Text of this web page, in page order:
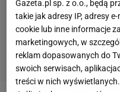
Gazeta.pl sp. z o.o., będą
takie jak adresy IP, adresy
cookie lub inne informacje
marketingowych, w
reklam dopasowanych do
swoich serwisach,
treści w nich